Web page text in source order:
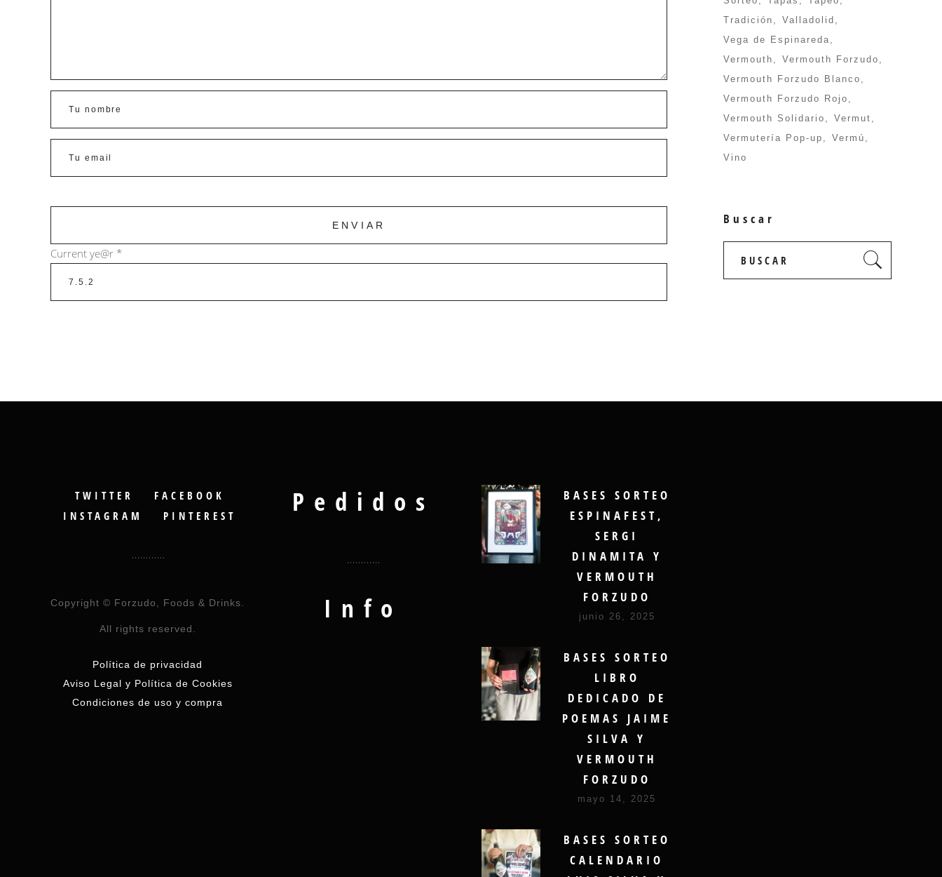
Current ye@r *
Tradición
Valladolid
Vega de Espinareda
Vermouth
Vermouth Forzudo
Vermouth Forzudo Blanco
Vermouth Forzudo Rojo
Vermouth Solidario
Vermut
Vermutería Pop-up
Vermú
Vino
Buscar
TWITTER
FACEBOOK
INSTAGRAM
PINTEREST
Copyright © Forzudo, Foods & Drinks.
All rights reserved.
Política de privacidad
Aviso Legal y Política de Cookies
Condiciones de uso y compra
Pedidos
Info
BASES SORTEO
ESPINAFEST,
SERGI
DINAMITA Y
VERMOUTH
FORZUDO
junio 26, 2025
BASES SORTEO
LIBRO
DEDICADO DE
POEMAS JAIME
SILVA Y
VERMOUTH
FORZUDO
mayo 14, 2025
BASES SORTEO
CALENDARIO